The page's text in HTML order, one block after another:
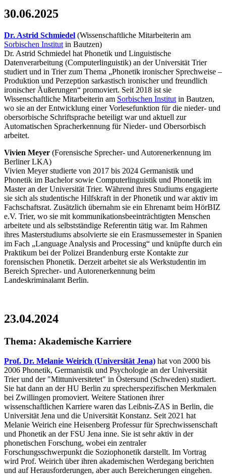
30.06.2025
Dr. Astrid Schmiedel (Wissenschaftliche Mitarbeiterin am
Sorbischen Institut in Bautzen)
Dr. Astrid Schmiedel hat Phonetik und Linguistische
Datenverarbeitung (Computerlinguistik) an der Universität Trier
studiert und in Trier zum Thema „Phonetik ironischer Sprechweise –
Produktion und Perzeption sarkastisch ironischer und freundlich
ironischer Äußerungen“ promoviert. Seit 2018 ist sie
Wissenschaftliche Mitarbeiterin am Sorbischen Institut in Bautzen,
wo sie an der Entwicklung einer Vorlesefunktion für die nieder- und
obersorbische Schriftsprache beteiligt war und aktuell zur
Automatischen Spracherkennung für Nieder- und Obersorbisch
arbeitet.
Vivien Meyer (Forensische Sprecher- und Autorenerkennung im
Berliner LKA)
Vivien Meyer studierte von 2017 bis 2024 Germanistik und
Phonetik im Bachelor sowie Computerlinguistik und Phonetik im
Master an der Universität Trier. Während ihres Studiums engagierte
sie sich als studentische Hilfskraft in der Phonetik und war aktiv im
Fachschaftsrat. Zusätzlich übernahm sie ein Ehrenamt beim HörBIZ
e.V. Trier, wo sie mit kommunikationsbeeinträchtigten Menschen
arbeitete und als selbstständige Referentin tätig war. Im Rahmen
ihres Masterstudiums absolvierte sie ein Erasmussemester in Spanien
im Fach „Language Analysis and Processing“ und knüpfte durch ein
Praktikum bei der Polizei Brandenburg erste Kontakte zur
forensischen Phonetik. Derzeit arbeitet sie als Werkstudentin im
Bereich Sprecher- und Autorenerkennung beim
Landeskriminalamt Berlin.
23.04.2024
Thema: Akademische Karriere
Prof. Dr. Melanie Weirich (Universität Jena) hat von 2000 bis
2006 Phonetik, Germanistik und Psychologie an der Universität
Trier und der "Mittuniversitetet" in Östersund (Schweden) studiert.
Sie hat dann an der HU Berlin zu sprecherspezifischen Merkmalen
bei Zwillingen promoviert. Weitere Stationen ihrer
wissenschaftlichen Karriere waren das Leibnis-ZAS in Berlin, die
Universität Jena und die Universität Konstanz. Seit 2021 hat
Melanie Weirich eine Heisenberg Professur für Sprechwissenschaft
und Phonetik an der FSU Jena inne. Sie ist sehr aktiv in der
phonetischen Forschung, wobei ein zentraler
Forschungsschwerpunkt die Soziophonetik darstellt. Im Vortrag
wird Prof. Weirich über ihren akademischen Werdegang berichten
und auf Herausforderungen, aber auch Bereicherungen eingehen.